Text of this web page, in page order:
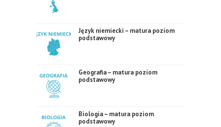
Język niemiecki – matura poziom
podstawowy
Geografia – matura poziom
podstawowy
Biologia – matura poziom
podstawowy